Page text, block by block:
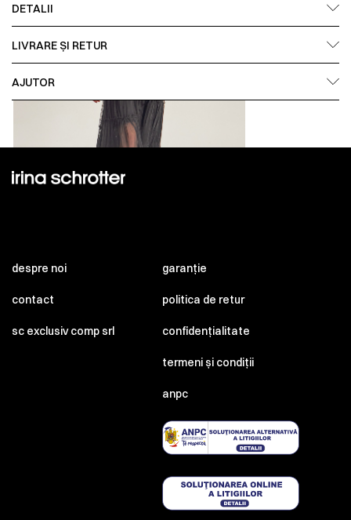
DETALII
LIVRARE ȘI RETUR
AJUTOR
despre noi
contact
sc exclusiv comp srl
garanție
politica de retur
confidențialitate
termeni și condiții
anpc